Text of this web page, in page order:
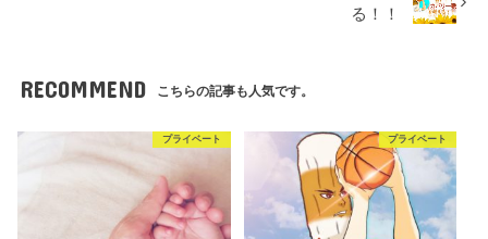
る！！
RECOMMEND こちらの記事も人気です。
プライベート プライベート